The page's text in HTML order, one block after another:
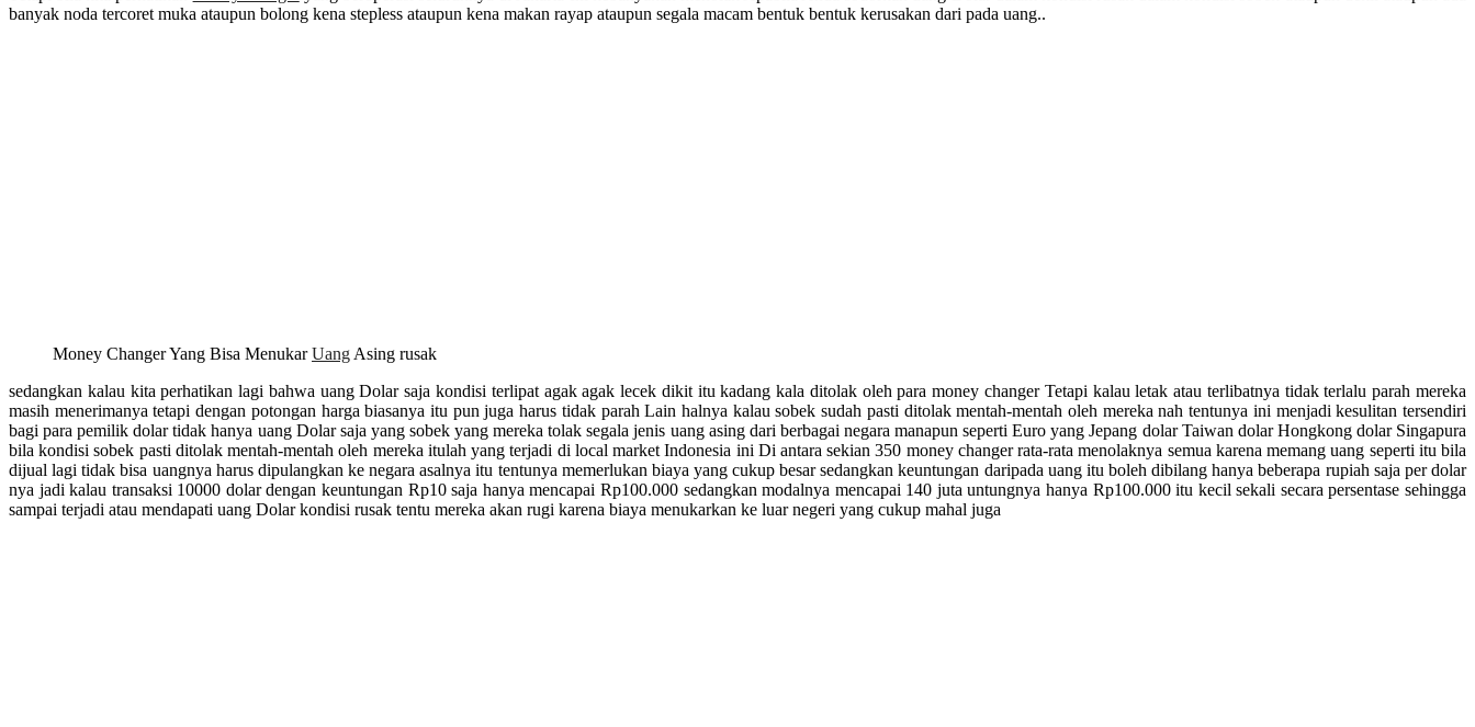
banyak noda tercoret muka ataupun bolong kena stepless ataupun kena makan rayap ataupun segala macam bentuk bentuk kerusakan dari pada uang..
Money Changer Yang Bisa MenukarUangAsing rusak
sedangkan kalau kita perhatikan lagi bahwa uang Dolar saja kondisi terlipat agak agak lecek dikit itu kadang kala ditolak oleh para money changer Tetapi kalau letak atau terlibatnya tidak terlalu parah mereka
masih menerimanya tetapi dengan potongan harga biasanya itu pun juga harus tidak parah Lain halnya kalau sobek sudah pasti ditolak mentah-mentah oleh mereka nah tentunya ini menjadi kesulitan tersendiri
bagi para pemilik dolar tidak hanya uang Dolar saja yang sobek yang mereka tolak segala jenis uang asing dari berbagai negara manapun seperti Euro yang Jepang dolar Taiwan dolar Hongkong dolar Singapura
bila kondisi sobek pasti ditolak mentah-mentah oleh mereka itulah yang terjadi di local market Indonesia ini Di antara sekian 350 money changer rata-rata menolaknya semua karena memang uang seperti itu bila
dijual lagi tidak bisa uangnya harus dipulangkan ke negara asalnya itu tentunya memerlukan biaya yang cukup besar sedangkan keuntungan daripada uang itu boleh dibilang hanya beberapa rupiah saja per dolar
nya jadi kalau transaksi 10000 dolar dengan keuntungan Rp10 saja hanya mencapai Rp100.000 sedangkan modalnya mencapai 140 juta untungnya hanya Rp100.000 itu kecil sekali secara persentase sehingga
sampai terjadi atau mendapati uang Dolar kondisi rusak tentu mereka akan rugi karena biaya menukarkan ke luar negeri yang cukup mahal juga